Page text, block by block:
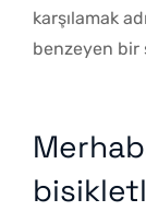
karşılamak
benzeyen bir